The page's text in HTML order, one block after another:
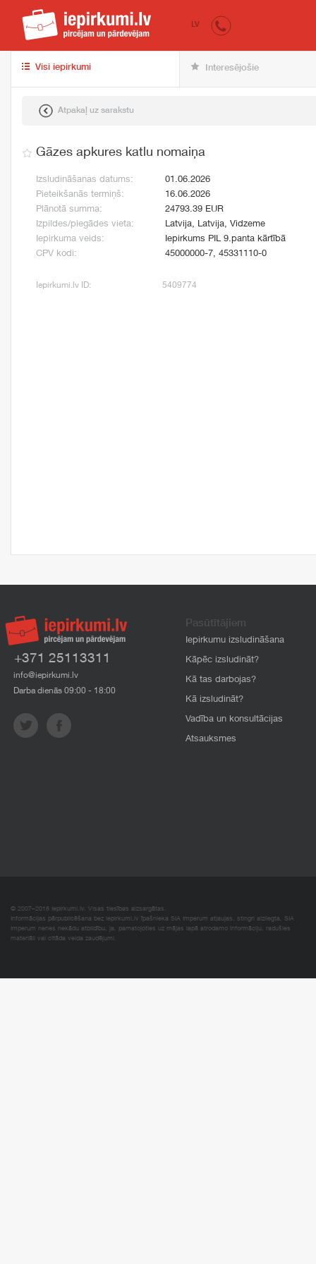
iepirkumi.lv
LV
Visi iepirkumi Interesējošie
Atpakaļ uz sarakstu
Gāzes apkures katlu nomaiņa
Izsludināšanas datums:
01.06.2026
Pieteikšanās termiņš:
16.06.2026
Plānotā summa:
24793.39 EUR
Izpildes/piegādes vieta:
Latvija, Latvija, Vidzeme
Iepirkuma veids:
Iepirkums PIL 9.panta kārtībā
CPV kodi:
45000000-7, 45331110-0
Iepirkumi.lv ID: 5409774
+371 25113311
info@iepirkumi.lv
Darba dienās 09:00 - 18:00
Pasūtītājiem
Iepirkumu izsludināšana
Kāpēc izsludināt?
Kā tas darbojas?
Kā izsludināt?
Vadība un konsultācijas
Atsauksmes
© 2007–2018 Iepirkumi.lv. Visas tiesības aizsargātas.
Informācijas pārpublicēšana bez iepirkumi.lv īpašnieka SIA Imperum atļaujas, stingri aizliegta. SIA
Imperum nenes nekādu atbildību, ja, pamatojoties uz mājas lapā atrodamo informāciju, radušies
materiāli vai citāda veida zaudējumi.